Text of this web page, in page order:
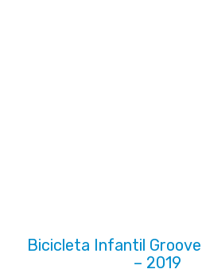
Bicicleta Infantil
– 2019